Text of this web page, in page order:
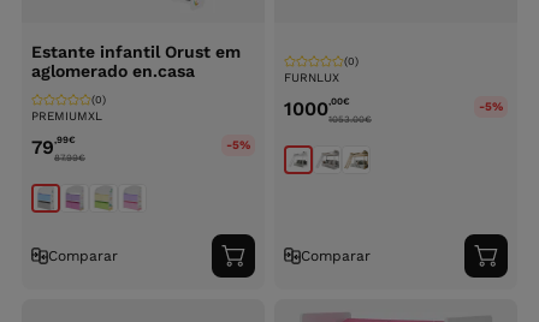
Estante infantil Orust em
aglomerado en.casa
PREMIUMXL
(0)
79,99€
87.99€
-5%
Comparar
Adicionar
ao
FURNLUX
(0)
1000,00€
1053.00€
-5%
Comparar
ao